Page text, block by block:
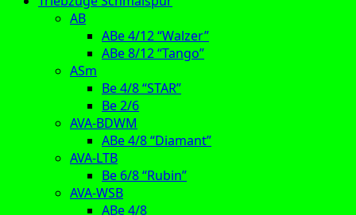
AB
ABe 4/12 “Walzer”
ABe 8/12 “Tango”
ASm
Be 4/8 “STAR”
Be 2/6
AVA-BDWM
ABe 4/8 “Diamant”
AVA-LTB
Be 6/8 “Rubin”
AVA-WSB
ABe 4/8